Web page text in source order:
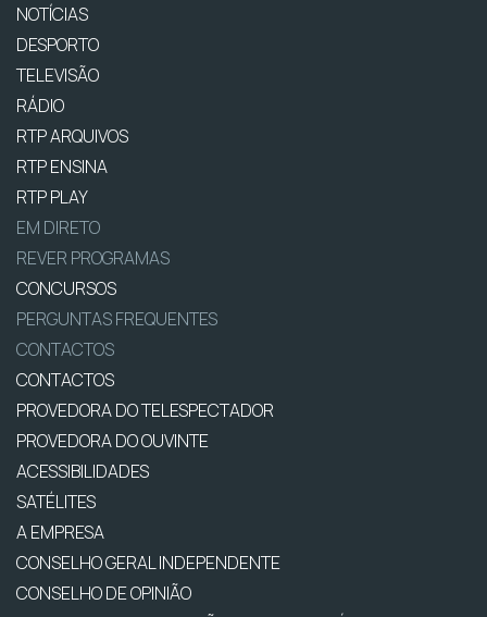
NOTÍCIAS
DESPORTO
TELEVISÃO
RÁDIO
RTP ARQUIVOS
RTP ENSINA
RTP PLAY
EM DIRETO
REVER PROGRAMAS
CONCURSOS
PERGUNTAS FREQUENTES
CONTACTOS
CONTACTOS
PROVEDORA DO TELESPECTADOR
PROVEDORA DO OUVINTE
ACESSIBILIDADES
SATÉLITES
A EMPRESA
CONSELHO GERAL INDEPENDENTE
CONSELHO DE OPINIÃO